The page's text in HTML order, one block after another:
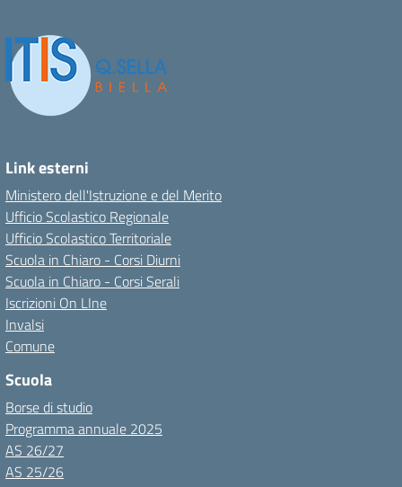
Link esterni
Ministero dell'Istruzione e del Merito
Ufficio Scolastico Regionale
Ufficio Scolastico Territoriale
Scuola in Chiaro - Corsi Diurni
Scuola in Chiaro - Corsi Serali
Iscrizioni On LIne
Invalsi
Comune
Scuola
Borse di studio
Programma annuale 2025
AS 26/27
AS 25/26